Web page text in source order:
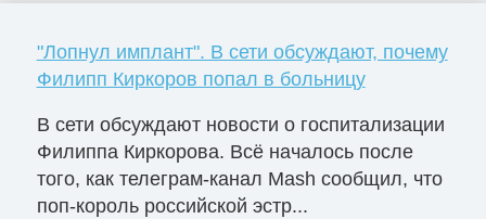
"Лопнул имплант". В сети обсуждают, почему
Филипп Киркоров попал в больницу
В сети обсуждают новости о госпитализации
Филиппа Киркорова. Всё началось после
того, как телеграм-канал Mash сообщил, что
поп-король российской эстр...